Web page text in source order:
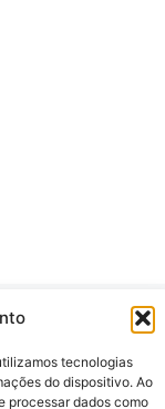
tecnologias
do dispositivo. Ao
processar dados como